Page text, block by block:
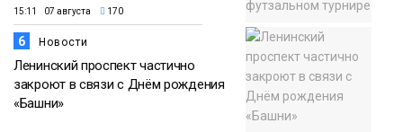
15:11 07 августа 170
6 Новости
Ленинский проспект частично
закроют в связи с Днём рождения
«Башни»